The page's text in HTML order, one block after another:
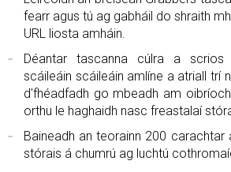
fearr agus tú ag gabháil do shraith
URL liosta amháin.
Déantar tascanna cúlra a
scáileáin scáileáin amlíne a atriall trí
d'fhéadfadh go mbeadh am
orthu le haghaidh nasc freastalaí
Baineadh an teorainn 200 carachtar
stórais á chumrú ag luchtú